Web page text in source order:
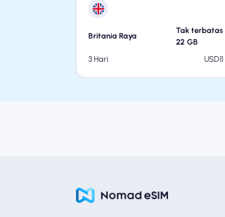
Britania Raya
Tak terbatas
22 GB
3 Hari
USD11